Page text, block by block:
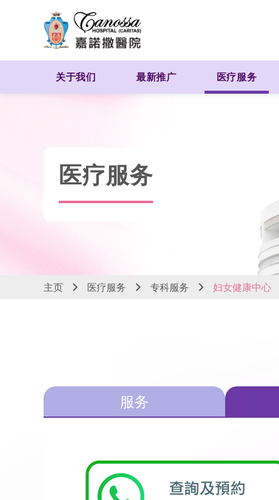
关于我们 最新推广 医疗服务
医疗服务
主页 医疗服务 专科服务 妇女健康中心
服务